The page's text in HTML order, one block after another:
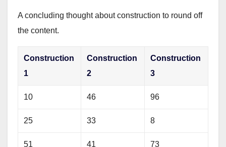
A concluding thought about construction to round off
the content.
Construction
1
Construction
2
Construction
3
10 46 96
25 33 8
51 41 73